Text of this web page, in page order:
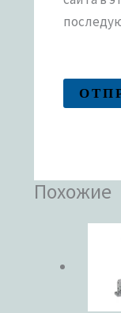
Похожие